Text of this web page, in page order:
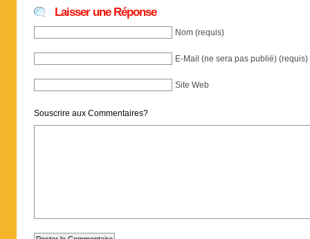
Laisser une Réponse
Nom (requis)
E-Mail (ne sera pas publié) (requis)
Site Web
Souscrire aux Commentaires?